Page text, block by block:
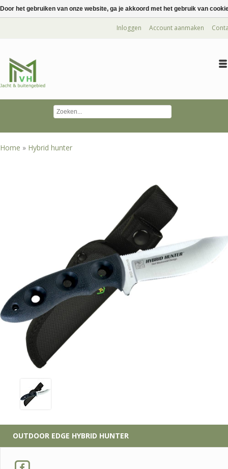
Inloggen Account aanmaken
Home » Hybrid hunter
OUTDOOR EDGE HYBRID HUNTER
Door het gebruiken van onze website, ga je akkoord met het gebruik van